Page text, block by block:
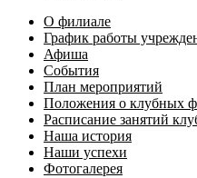
О филиале
График работы
Афиша
События
План мероприятий
Положения о клубных
Расписание занятий
Наша история
Наши успехи
Фотогалерея